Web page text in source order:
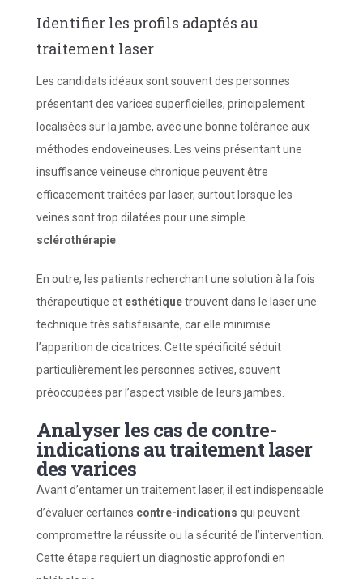
Identifier les profils adaptés au
traitement laser
Les candidats idéaux sont souvent des personnes
présentant des varices superficielles, principalement
localisées sur la jambe, avec une bonne tolérance aux
méthodes endoveineuses. Les veins présentant une
insuffisance veineuse chronique peuvent être
efficacement traitées par laser, surtout lorsque les
veines sont trop dilatées pour une simple
sclérothérapie
En outre, les patients recherchant une solution à la fois
thérapeutique et esthétiquetrouvent dans le laser une
technique très satisfaisante, car elle minimise
l’apparition de cicatrices. Cette spécificité séduit
particulièrement les personnes actives, souvent
préoccupées par l’aspect visible de leurs jambes.
Analyser les cas de contre-
indications au traitement laser
des varices
Avant d’entamer un traitement laser, il est indispensable
d’évaluer certaines contre-indications qui peuvent
compromettre la réussite ou la sécurité de l’intervention.
Cette étape requiert un diagnostic approfondi en